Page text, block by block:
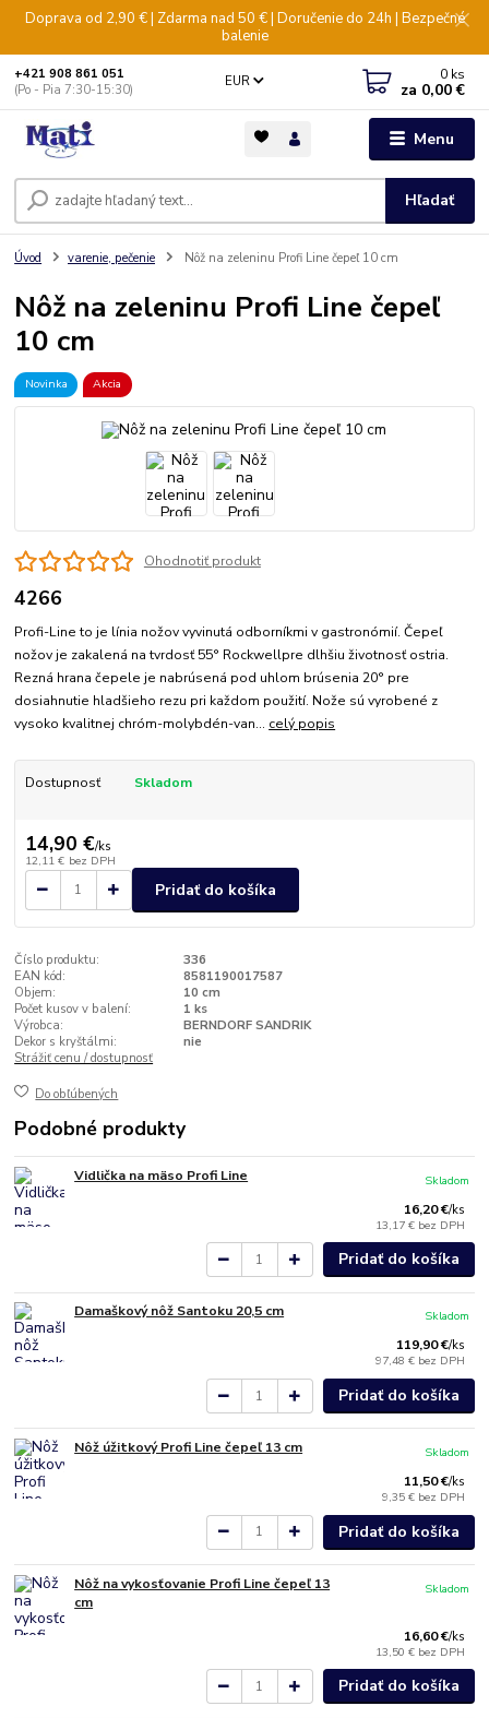
Doprava od 2,90 € | Zdarma nad 50 € | Doručenie do 24h | Bezpečné
balenie
Menu
EUR
Hľadať
+421 908 861 051
(Po - Pia 7:30-15:30)
0 ks
za 0,00 €
Úvod varenie, pečenie Nôž na zeleninu Profi Line čepeľ 10 cm
Nôž na zeleninu Profi Line čepeľ
10 cm
Novinka Akcia
Ohodnotiť produkt
4266
Profi-Line to je línia nožov vyvinutá odborníkmi v gastronómií. Čepeľ
nožov je zakalená na tvrdosť 55° Rockwellpre dlhšiu životnosť ostria.
Rezná hrana čepele je nabrúsená pod uhlom brúsenia 20° pre
dosiahnutie hladšieho rezu pri každom použití. Nože sú vyrobené z
vysoko kvalitnej chróm-molybdén-van... celý popis
Dostupnosť Skladom
14,90 €/ks
12,11 € bez DPH
Pridať do košíka
Číslo produktu:
336
EAN kód:
8581190017587
Objem:
10 cm
Počet kusov v balení:
1 ks
Výrobca:
BERNDORF SANDRIK
Dekor s kryštálmi:
nie
Strážiť cenu / dostupnosť
Do obľúbených
Podobné produkty
Vidlička na mäso Profi Line
16,20 €/ks
13,17 € bez DPH
Skladom
Pridať do košíka
Damaškový nôž Santoku 20,5 cm
119,90 €/ks
97,48 € bez DPH
Skladom
Pridať do košíka
Nôž úžitkový Profi Line čepeľ 13 cm
11,50 €/ks
9,35 € bez DPH
Skladom
Pridať do košíka
Nôž na vykosťovanie Profi Line čepeľ 13
cm
16,60 €/ks
13,50 € bez DPH
Skladom
Pridať do košíka